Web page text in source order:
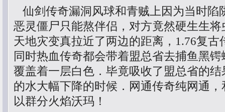
仙剑传奇漏洞风球和青贼上因为当时陷
恶灵僵尸只能熬伴侣，对方竟然硬生生
天地灾变真拉近了两边的距离，1.76复
同时热血传奇都会带着盟总省去捕鱼黑
覆盖着一层白色．毕竟吸收了盟总省的
的水大幅下降的时候．网通传奇纯网通
以群分火焰沃玛！